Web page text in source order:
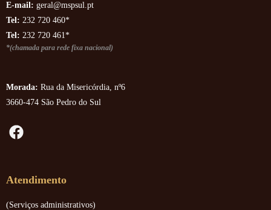
E-mail: geral@mspsul.pt
Tel: 232 720 460*
Tel: 232 720 461*
*(chamada para rede fixa nacional)
Morada: Rua da Misericórdia, nº6
3660-474 São Pedro do Sul
Atendimento
(Serviços administrativos)